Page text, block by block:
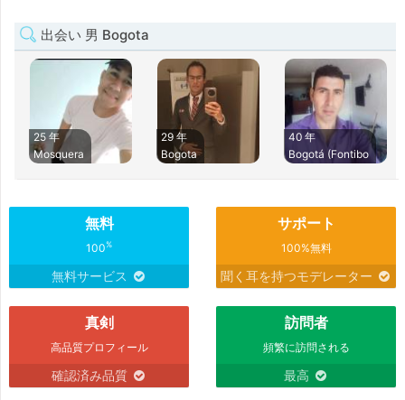
出会い 男 Bogota
25 年
Mosquera
29 年
Bogota
40 年
Bogotá (Fontibo
無料
100%
無料サービス
サポート
100%無料
聞く耳を持つモデレーター
真剣
高品質プロフィール
確認済み品質
訪問者
頻繁に訪問される
最高